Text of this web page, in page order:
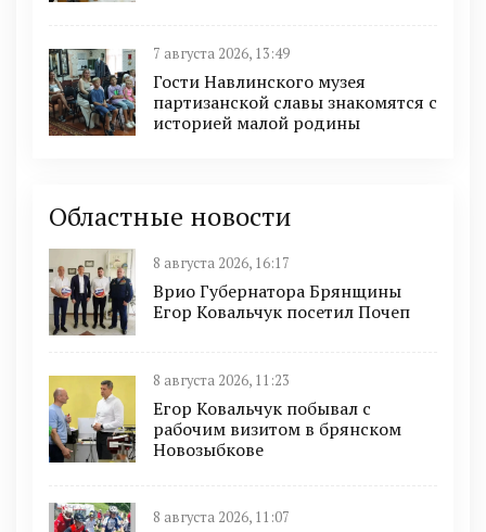
7 августа 2026, 13:49
Гости Навлинского музея
партизанской славы знакомятся с
историей малой родины
Областные новости
8 августа 2026, 16:17
Врио Губернатора Брянщины
Егор Ковальчук посетил Почеп
8 августа 2026, 11:23
Егор Ковальчук побывал с
рабочим визитом в брянском
Новозыбкове
8 августа 2026, 11:07